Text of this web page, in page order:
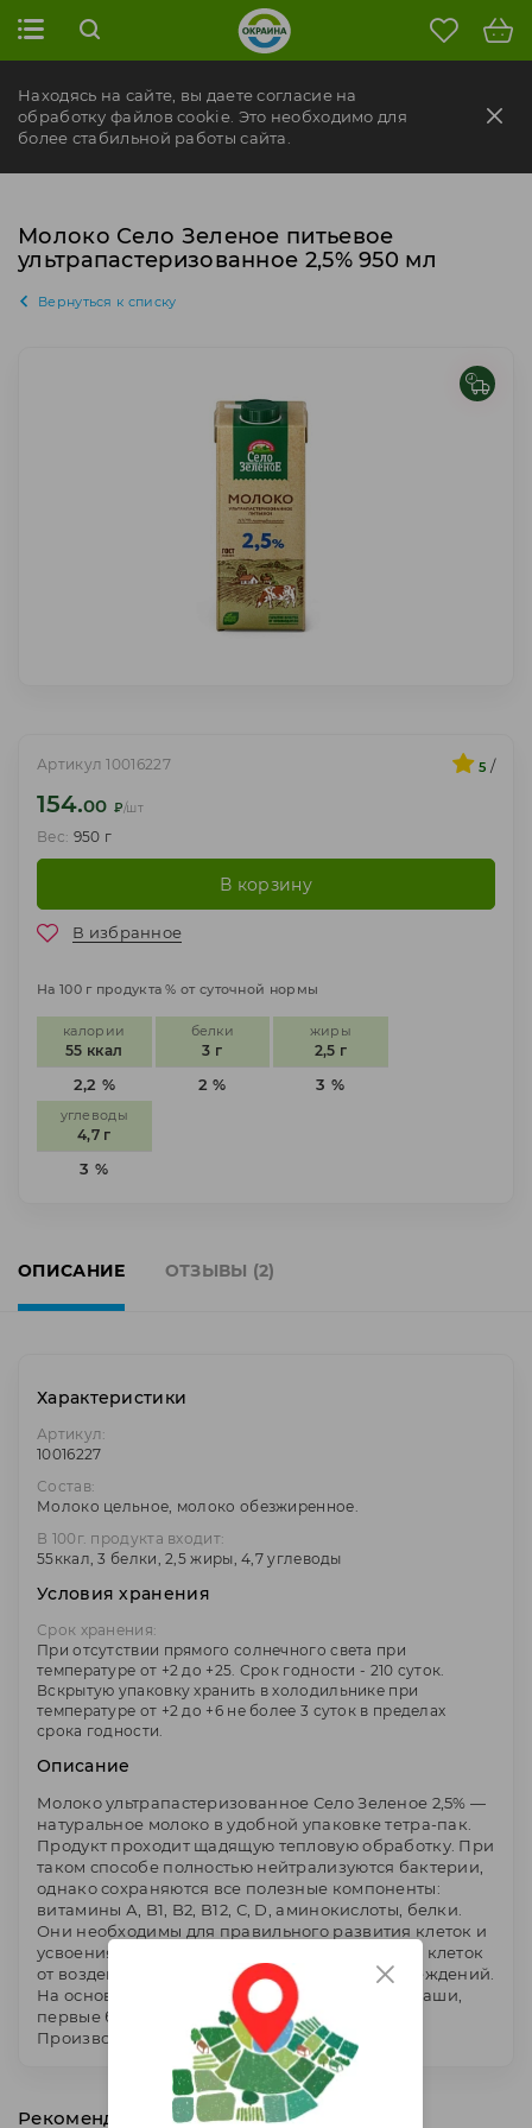
Находясь на сайте, вы даете согласие на
обработку файлов cookie. Это необходимо для
более стабильной работы сайта.
Молоко Село Зеленое питьевое
ультрапастеризованное 2,5% 950 мл
Вернуться к списку
Артикул 10016227 5 /
154.00 ₽/шт
Вес: 950 г
В корзину
В избранное
На 100 г продукта % от суточной нормы
калории
55 ккал
2,2 %
белки
3 г
2 %
жиры
2,5 г
3 %
углеводы
4,7 г
3 %
ОПИСАНИЕ ОТЗЫВЫ (2)
Характеристики
Артикул:
10016227
Состав:
Молоко цельное, молоко обезжиренное.
В 100г. продукта входит:
55ккал, 3 белки, 2,5 жиры, 4,7 углеводы
Условия хранения
Срок хранения:
При отсутствии прямого солнечного света при
температуре от +2 до +25. Срок годности - 210 суток.
Вскрытую упаковку хранить в холодильнике при
температуре от +2 до +6 не более 3 суток в пределах
срока годности.
Описание
Молоко ультрапастеризованное Село Зеленое 2,5% —
натуральное молоко в удобной упаковке тетра-пак.
Продукт проходит щадящую тепловую обработку. При
таком способе полностью нейтрализуются бактерии,
однако сохраняются все полезные компоненты:
витамины А, B1, B2, B12, С, D, аминокислоты, белки.
Они необходимы для правильного развития клеток и
усвоения железа, кровообразования, защиты клеток
от воздействия свободных радикалов и повреждений.
На основе молока готовятся сухие завтраки, каши,
первые блюда, выпечка.
Производитель - ОАО "Милком", Россия.
Рекомендуем